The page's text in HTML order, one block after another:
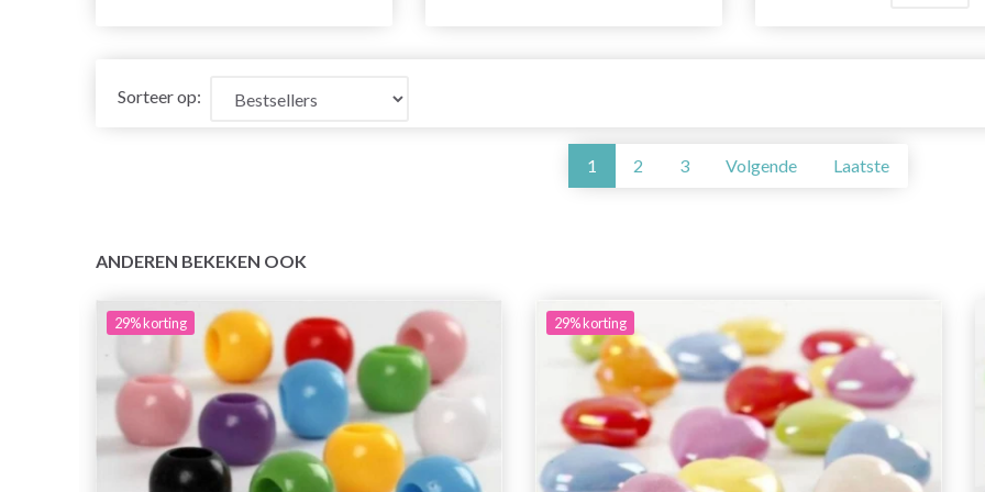
Sorteer op:
1 2 3 Volgende Laatste
ANDEREN BEKEKEN OOK
29%korting 29%korting